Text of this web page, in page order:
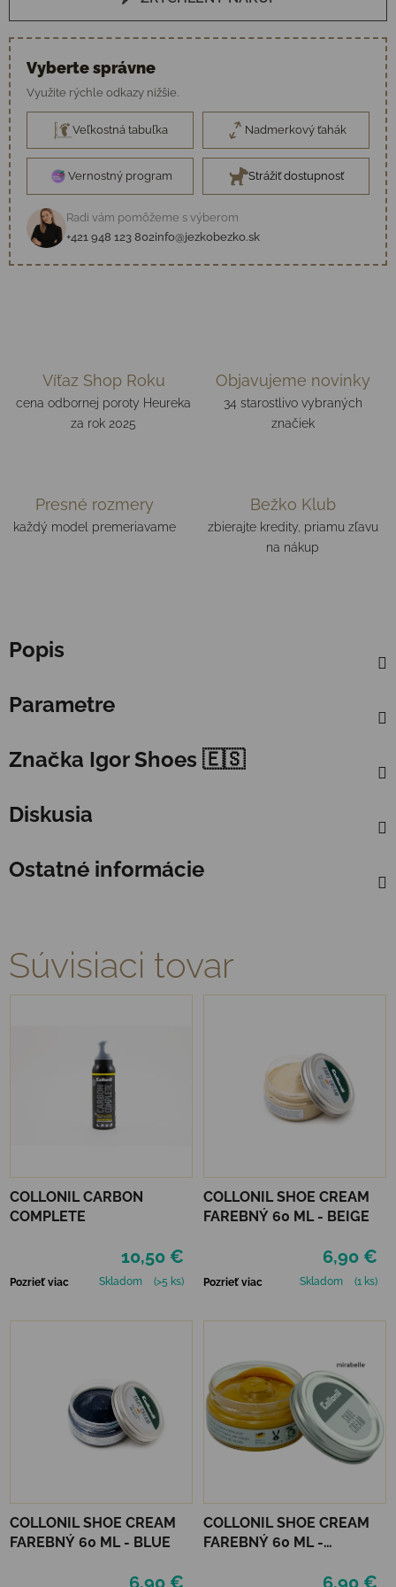
Vyberte správne
Využite rýchle odkazy nižšie.
Veľkostná tabuľka Nadmerkový ťahák
Vernostný program Strážiť dostupnosť
Radi vám pomôžeme s výberom
+421 948 123 802info@jezkobezko.sk
Víťaz Shop Roku
cena odbornej poroty Heureka
za rok 2025
Objavujeme novinky
34 starostlivo vybraných
značiek
Presné rozmery
každý model premeriavame
Bežko Klub
zbierajte kredity, priamu zľavu
na nákup
Popis
Parametre
Značka Igor Shoes 🇪🇸
Diskusia
Ostatné informácie
Súvisiaci tovar
COLLONIL CARBON
COMPLETE
10,50 €
Pozrieť viac Skladom (>5 ks)
COLLONIL SHOE CREAM
FAREBNÝ 60 ML - BEIGE
6,90 €
Pozrieť viac Skladom (1 ks)
COLLONIL SHOE CREAM
FAREBNÝ 60 ML - BLUE
6,90 €
COLLONIL SHOE CREAM
FAREBNÝ 60 ML -
6,90 €